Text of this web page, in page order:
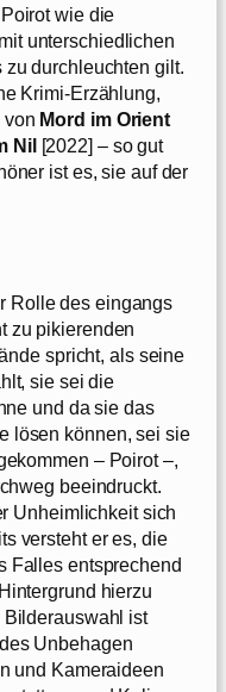
wie die
unterschiedlichen
durchleuchten gilt.
Krimi-Erzählung,
von Mord im Orient
Nil[2022] – so gut
ist es, sie auf der
Rolle des eingangs
zu pikierenden
spricht, als seine
sie sei die
und da sie das
lösen können, sei sie
– Poirot –,
beeindruckt.
Unheimlichkeit sich
versteht er es, die
Falles entsprechend
hierzu
ist
Unbehagen
und Kameraideen